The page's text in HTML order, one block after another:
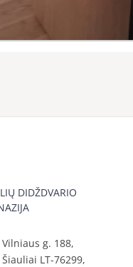
DIDŽDVARIO
Vilniaus g. 188,
Šiauliai LT-76299,